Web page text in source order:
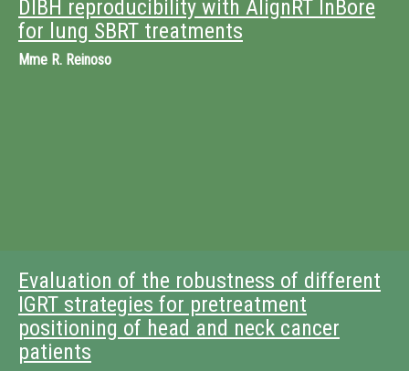
DIBH reproducibility with AlignRT InBore
for lung SBRT treatments
Mme R. Reinoso
Evaluation of the robustness of different
IGRT strategies for pretreatment
positioning of head and neck cancer
patients